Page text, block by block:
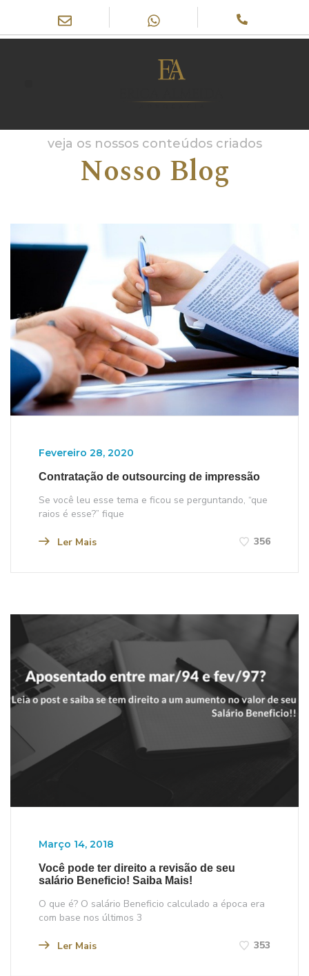
veja os nossos conteúdos criados
Nosso Blog
Fevereiro 28, 2020
Contratação de outsourcing de impressão
Se você leu esse tema e ficou se perguntando, “que
raios é esse?” fique
Ler Mais 356
Março 14, 2018
Você pode ter direito a revisão de seu
salário Beneficio! Saiba Mais!
O que é? O salário Beneficio calculado a época era
com base nos últimos 3
Ler Mais 353